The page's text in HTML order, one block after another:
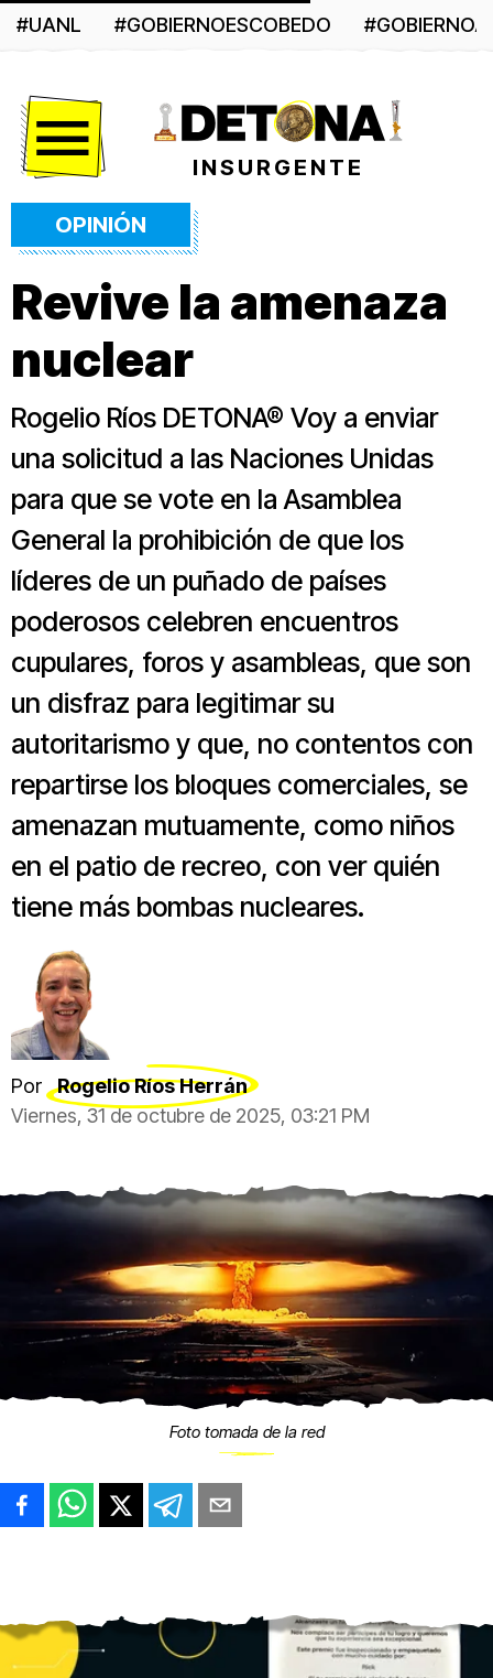
#UANL #GOBIERNOESCOBEDO
INSURGENTE
OPINIÓN
Revive la amenaza
nuclear
Rogelio Ríos DETONA® Voy a enviar
una solicitud a las Naciones Unidas
para que se vote en la Asamblea
General la prohibición de que los
líderes de un puñado de países
poderosos celebren encuentros
cupulares, foros y asambleas, que son
un disfraz para legitimar su
autoritarismo y que, no contentos con
repartirse los bloques comerciales, se
amenazan mutuamente, como niños
en el patio de recreo, con ver quién
tiene más bombas nucleares.
Por
Rogelio Ríos Herrán
Viernes, 31 de octubre de 2025, 03:21 PM
Foto tomada de la red